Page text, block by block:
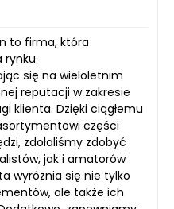
to firma, która
rynku
się na wieloletnim
reputacji w zakresie
klienta. Dzięki ciągłemu
części
zdołaliśmy zdobyć
jak i amatorów
wyróżnia się nie tylko
ale także ich